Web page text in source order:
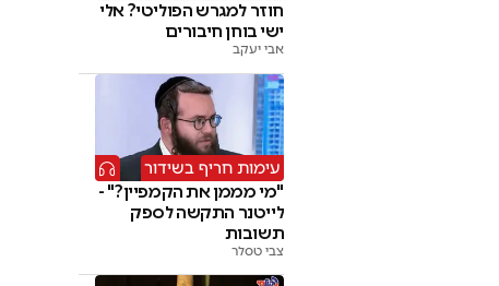
חוזר למגרש הפוליטי? אלי
ישי בוחן חיבורים
אבי יעקב
עימות חריף בשידור
"מי מממן את הקמפיין?" -
לייטנר התקשה לספק
תשובות
צבי טסלר